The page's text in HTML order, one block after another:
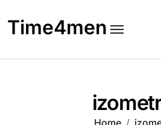
to
content
Time4men
Home